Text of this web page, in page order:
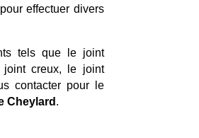
effectuer divers
tels que le joint
joint creux, le joint
contacter pour le
Cheylard .